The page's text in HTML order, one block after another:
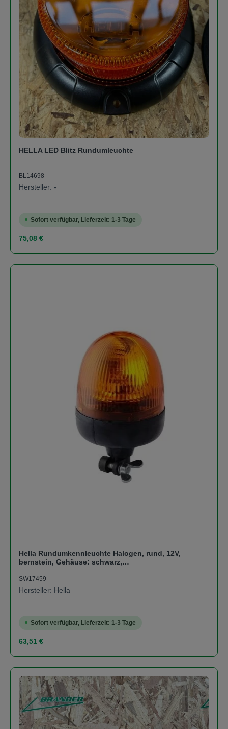
HELLA LED Blitz Rundumleuchte
BL14698
Hersteller: -
Sofort verfügbar, Lieferzeit: 1-3 Tage
Regulärer Preis:
75,08 €
Hella Rundumkennleuchte Halogen, rund, 12V,
bernstein, Gehäuse: schwarz,
SW17459
Hersteller: Hella
Sofort verfügbar, Lieferzeit: 1-3 Tage
Regulärer Preis:
63,51 €